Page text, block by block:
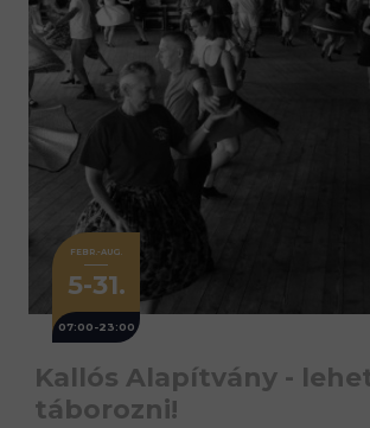
FEBR.-AUG.
5-31.
07:00-23:00
Kallós Alapítvány -
táborozni!